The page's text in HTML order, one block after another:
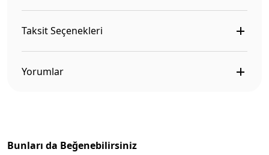
Taksit Seçenekleri
Yorumlar
Bunları da Beğenebilirsiniz